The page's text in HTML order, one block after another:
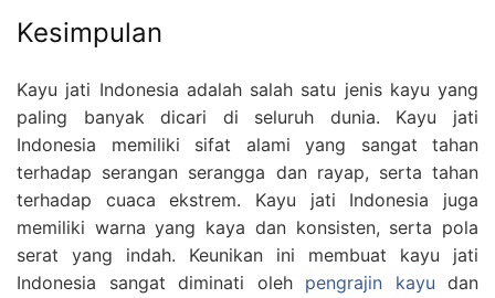
Kesimpulan
Kayu jati Indonesia adalah salah satu jenis kayu yang
paling banyak dicari di seluruh dunia. Kayu jati
Indonesia memiliki sifat alami yang sangat tahan
terhadap serangan serangga dan rayap, serta tahan
terhadap cuaca ekstrem. Kayu jati Indonesia juga
memiliki warna yang kaya dan konsisten, serta pola
serat yang indah. Keunikan ini membuat kayu jati
Indonesia sangat diminati oleh pengrajin kayu dan